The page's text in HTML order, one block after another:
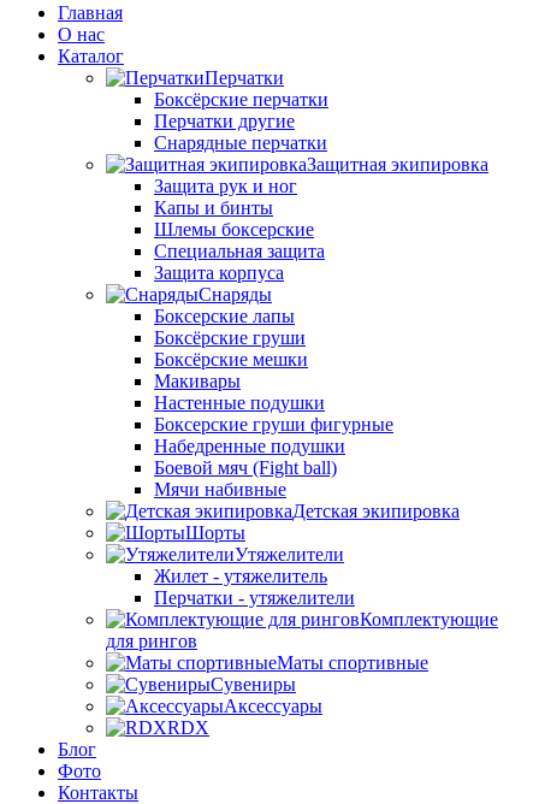
Главная
О нас
Каталог
Перчатки
Боксёрские перчатки
Перчатки другие
Снарядные перчатки
Защитная экипировка
Защита рук и ног
Капы и бинты
Шлемы боксерские
Специальная защита
Защита корпуса
Снаряды
Боксерские лапы
Боксёрские груши
Боксёрские мешки
Макивары
Настенные подушки
Боксерские груши фигурные
Набедренные подушки
Боевой мяч (Fight ball)
Мячи набивные
Детская экипировка
Шорты
Утяжелители
Жилет - утяжелитель
Перчатки - утяжелители
Комплектующие
для рингов
Маты спортивные
Сувениры
Аксессуары
RDX
Блог
Фото
Контакты